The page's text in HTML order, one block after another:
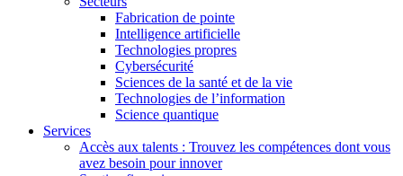
Fabrication de pointe
Intelligence artificielle
Technologies propres
Cybersécurité
Sciences de la santé et de la vie
Technologies de l’information
Science quantique
Services
Accès aux talents : Trouvez les compétences dont vous
avez besoin pour innover